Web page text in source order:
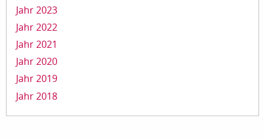
Jahr 2023
Jahr 2022
Jahr 2021
Jahr 2020
Jahr 2019
Jahr 2018